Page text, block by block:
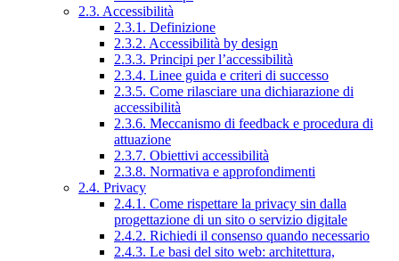
2.3. Accessibilità
2.3.1. Definizione
2.3.2. Accessibilità by design
2.3.3. Principi per l’accessibilità
2.3.4. Linee guida e criteri di successo
2.3.5. Come rilasciare una dichiarazione di
accessibilità
2.3.6. Meccanismo di feedback e procedura di
attuazione
2.3.7. Obiettivi accessibilità
2.3.8. Normativa e approfondimenti
2.4. Privacy
2.4.1. Come rispettare la privacy sin dalla
progettazione di un sito o servizio digitale
2.4.2. Richiedi il consenso quando necessario
2.4.3. Le basi del sito web: architettura,